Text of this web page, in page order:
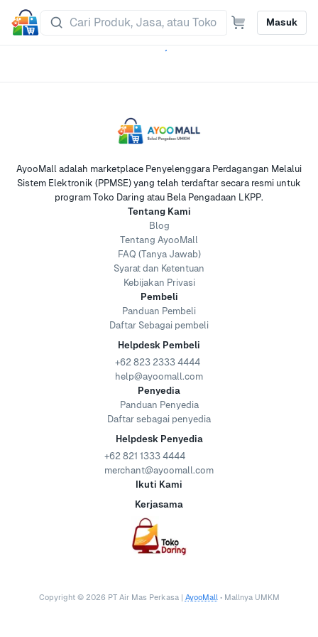
Masuk
AyooMall adalah marketplace Penyelenggara Perdagangan Melalui
Sistem Elektronik (PPMSE) yang telah terdaftar secara resmi untuk
program Toko Daring atau Bela Pengadaan LKPP.
Tentang Kami
Blog
Tentang AyooMall
FAQ (Tanya Jawab)
Syarat dan Ketentuan
Kebijakan Privasi
Pembeli
Panduan Pembeli
Daftar Sebagai pembeli
Helpdesk Pembeli
+62 823 2333 4444
help@ayoomall.com
Penyedia
Panduan Penyedia
Daftar sebagai penyedia
Helpdesk Penyedia
+62 821 1333 4444
merchant@ayoomall.com
Ikuti Kami
Kerjasama
Copyright © 2026 PT Air Mas Perkasa | AyooMall • Mallnya UMKM